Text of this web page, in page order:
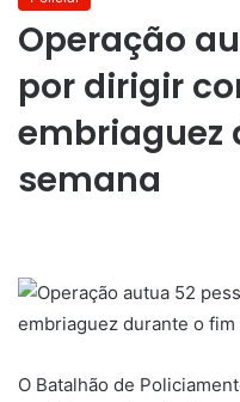
Operação
por dirigir
embriaguez
semana
O Batalhão de